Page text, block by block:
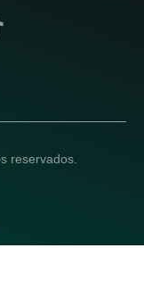
reservados.